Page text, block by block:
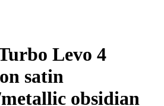
Levo 4
satin
obsidian